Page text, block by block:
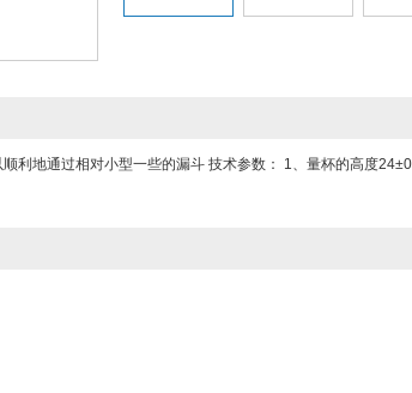
利地通过相对小型一些的漏斗 技术参数： 1、量杯的高度